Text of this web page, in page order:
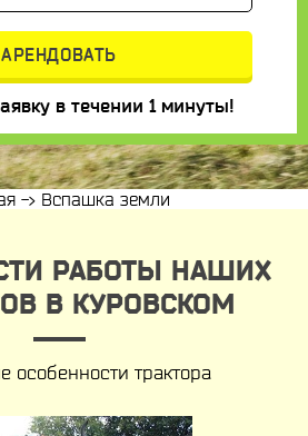
в течении 1 минуты!
-> Вспашка земли
РАБОТЫ НАШИХ
В КУРОВСКОМ
особенности трактора